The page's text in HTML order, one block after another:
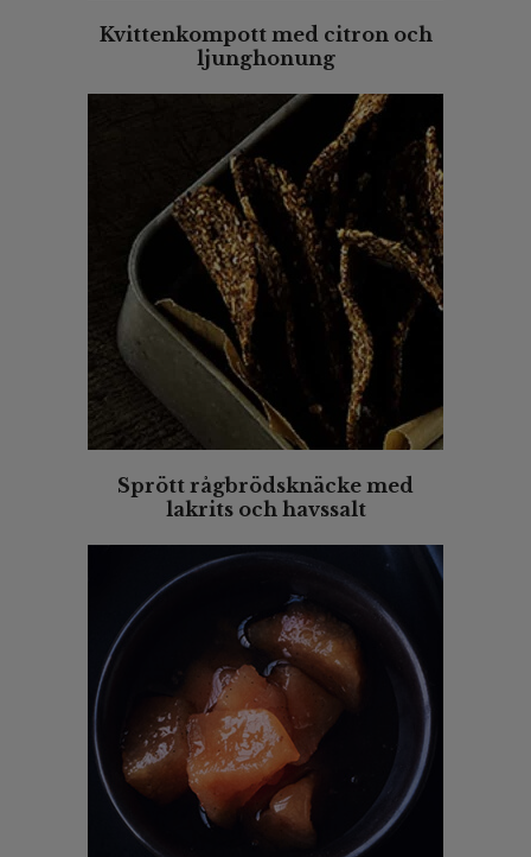
Kvittenkompott med citron och
ljunghonung
Sprött rågbrödsknäcke med
lakrits och havssalt